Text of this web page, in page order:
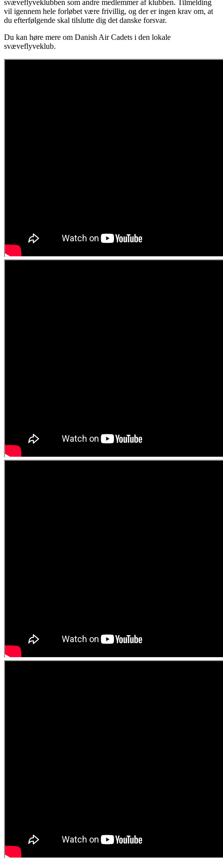
svæveflyveklubben som andre medlemmer af klubben. Tilmelding
vil igennem hele forløbet være frivillig, og der er ingen krav om, at
du efterfølgende skal tilslutte dig det danske forsvar.
Du kan høre mere om Danish Air Cadets i den lokale
svæveflyveklub.